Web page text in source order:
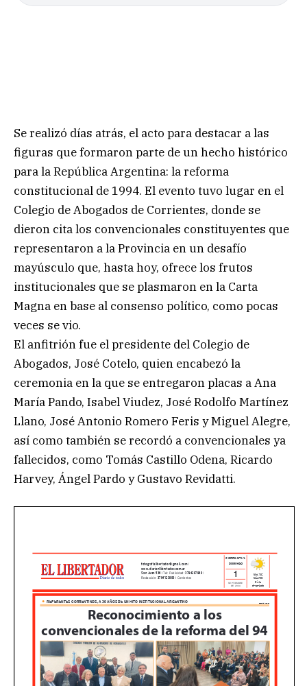
Se realizó días atrás, el acto para destacar a las
figuras que formaron parte de un hecho histórico
para la República Argentina: la reforma
constitucional de 1994. El evento tuvo lugar en el
Colegio de Abogados de Corrientes, donde se
dieron cita los convencionales constituyentes que
representaron a la Provincia en un desafío
mayúsculo que, hasta hoy, ofrece los frutos
institucionales que se plasmaron en la Carta
Magna en base al consenso político, como pocas
veces se vio.
El anfitrión fue el presidente del Colegio de
Abogados, José Cotelo, quien encabezó la
ceremonia en la que se entregaron placas a Ana
María Pando, Isabel Viudez, José Rodolfo Martínez
Llano, José Antonio Romero Feris y Miguel Alegre,
así como también se recordó a convencionales ya
fallecidos, como Tomás Castillo Odena, Ricardo
Harvey, Ángel Pardo y Gustavo Revidatti.